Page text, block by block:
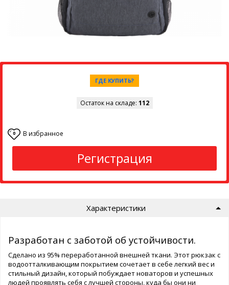
ГДЕ КУПИТЬ?
Остаток на складе: 112
0 В избранное
Регистрация
Характеристики
Разработан с заботой об устойчивости.
Сделано из 95% переработанной внешней ткани. Этот рюкзак с
водоотталкивающим покрытием сочетает в себе легкий вес и
стильный дизайн, который побуждает новаторов и успешных
людей проявлять себя с лучшей стороны, куда бы они ни